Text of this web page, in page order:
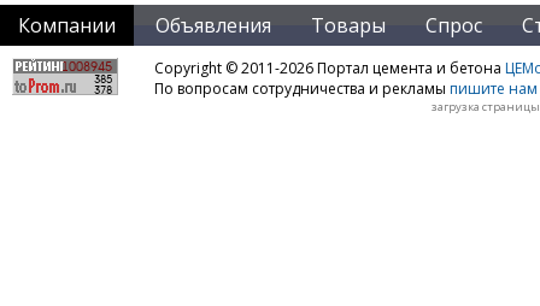
Компании Объявления Товары Спрос
Copyright © 2011-2026 Портал цемента и бетона
По вопросам сотрудничества и рекламы пишите нам
загрузка